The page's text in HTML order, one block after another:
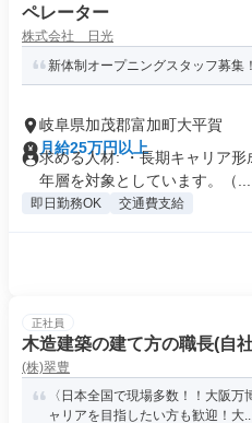
ペレーター
株式会社 日光
新体制オープニングスタッフ募集
岐阜県加茂郡富加町大平賀
月給25万円以上
求める人材: ・長期キャリア
年層を対象としています。（...
即日勤務OK 交通費支給
正社員
木造建築の建て方の職長(自
(株)翠豊
〈日本全国で現場多数！！大阪
ャリアを目指したい方も歓迎！大